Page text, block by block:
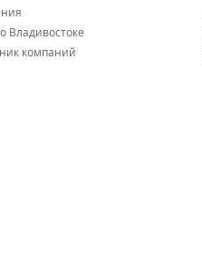
Владивостоке
компаний